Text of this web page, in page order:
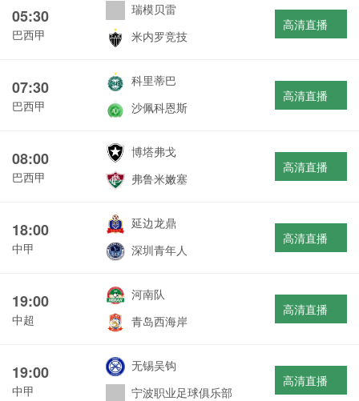
05:30
巴西甲
瑞模贝雷
米内罗竞技
高清直播
07:30
巴西甲
科里蒂巴
沙佩科恩斯
高清直播
08:00
巴西甲
博塔弗戈
弗鲁米嫩塞
高清直播
18:00
中甲
延边龙鼎
深圳青年人
高清直播
19:00
中超
河南队
青岛西海岸
高清直播
19:00
中甲
无锡吴钩
宁波职业足球俱乐部
高清直播